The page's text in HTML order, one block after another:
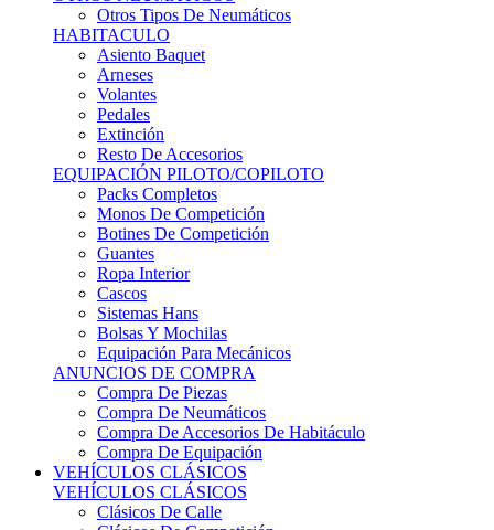
HABITACULO
Asiento Baquet
Arneses
Volantes
Pedales
Extinción
Resto De Accesorios
EQUIPACIÓN PILOTO/COPILOTO
Packs Completos
Monos De Competición
Botines De Competición
Guantes
Ropa Interior
Cascos
Sistemas Hans
Bolsas Y Mochilas
Equipación Para Mecánicos
ANUNCIOS DE COMPRA
Compra De Piezas
Compra De Neumáticos
Compra De Accesorios De Habitáculo
Compra De Equipación
VEHÍCULOS CLÁSICOS
VEHÍCULOS CLÁSICOS
Clásicos De Calle
Clásicos De Competición
Motores